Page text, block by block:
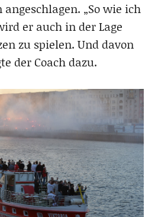
„So wie ich
er auch in der Lage
zu spielen. Und davon
der Coach dazu.